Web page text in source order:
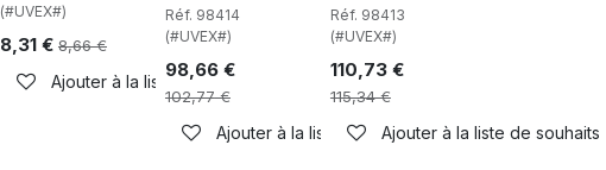
(#UVEX#)
8,31€ 8,66€
Ajouter à la liste de souhaits
Réf. 98414
(#UVEX#)
98,66€
102,77€
Ajouter à la liste de souhaits
Réf. 98413
(#UVEX#)
110,73€
115,34€
Ajouter à la liste de souhaits